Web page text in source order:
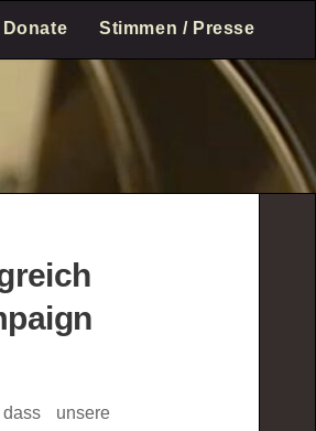
Donate Stimmen / Presse
unsere